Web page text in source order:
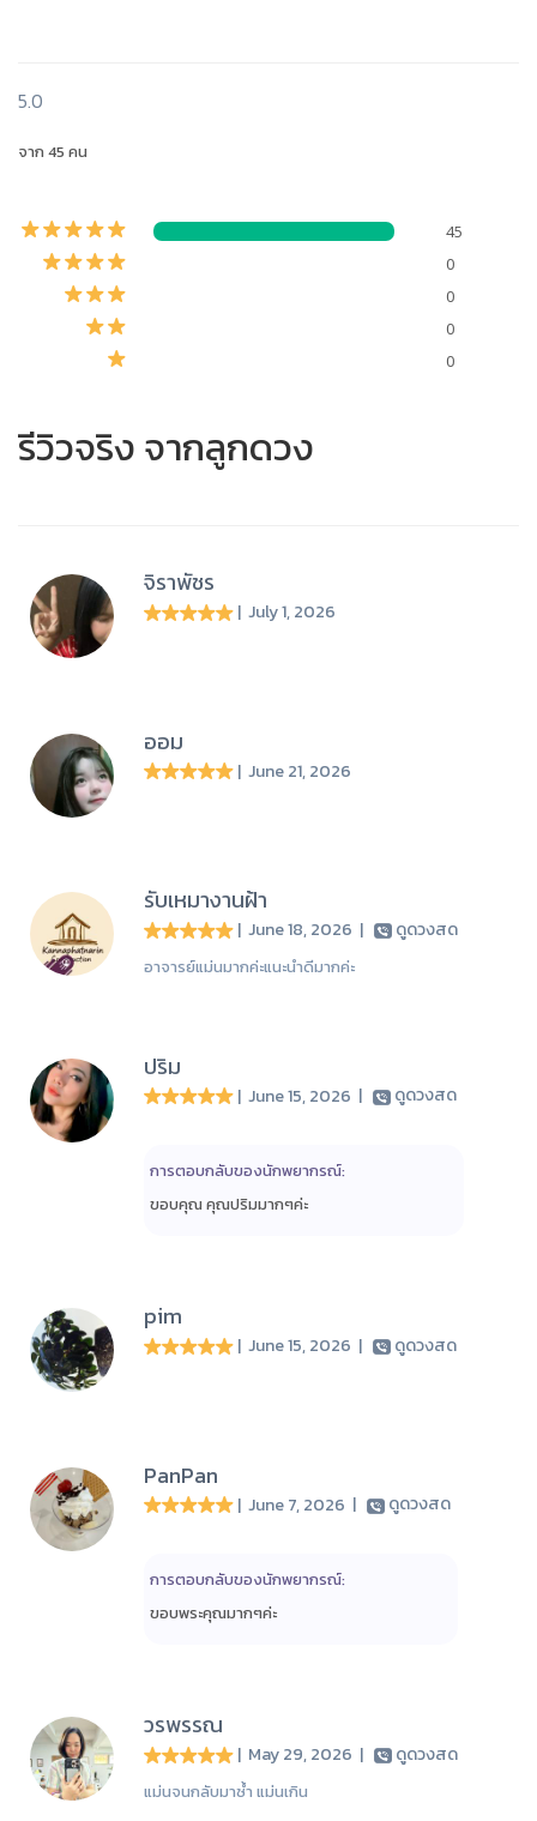
5.0
จาก 45 คน
45
0
0
0
0
รีวิวจริง จากลูกดวง
จิราพัชร
| July 1, 2026
ออม
| June 21, 2026
รับเหมางานฝ้า
| June 18, 2026 | ดูดวงสด
อาจารย์แม่นมากค่ะแนะนำดีมากค่ะ
ปริม
| June 15, 2026 | ดูดวงสด
การตอบกลับของนักพยากรณ์:
ขอบคุณ คุณปริมมากๆค่ะ
pim
| June 15, 2026 | ดูดวงสด
PanPan
| June 7, 2026 | ดูดวงสด
การตอบกลับของนักพยากรณ์:
ขอบพระคุณมากๆค่ะ
วรพรรณ
| May 29, 2026 | ดูดวงสด
แม่นจนกลับมาซ้ำ แม่นเกิน